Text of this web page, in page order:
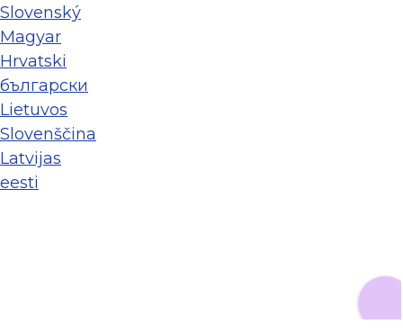
Slovenský
Magyar
Hrvatski
български
Lietuvos
Slovenščina
Latvijas
eesti